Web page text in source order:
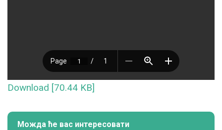
Download [70.44 KB]
Можда ће вас интересовати